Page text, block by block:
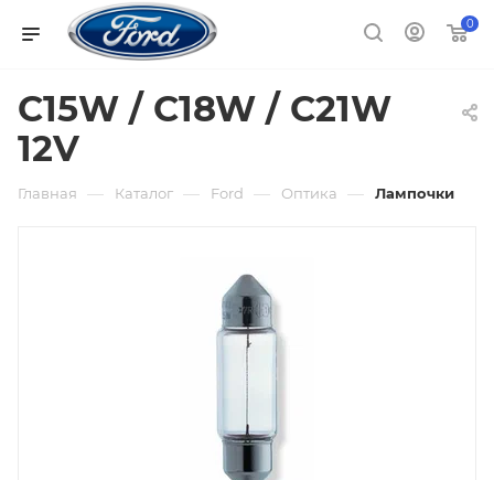
0
C15W / C18W / C21W
12V
Главная — Каталог — Ford — Оптика — Лампочки